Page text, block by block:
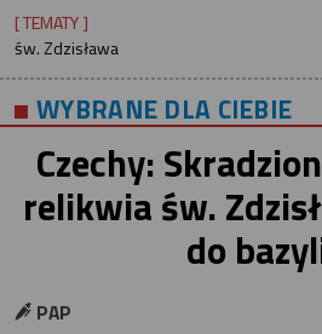
[ TEMATY ]
św. Zdzisława
WYBRANE DLA CIEBIE
Czechy:
relikwia św.
do
PAP